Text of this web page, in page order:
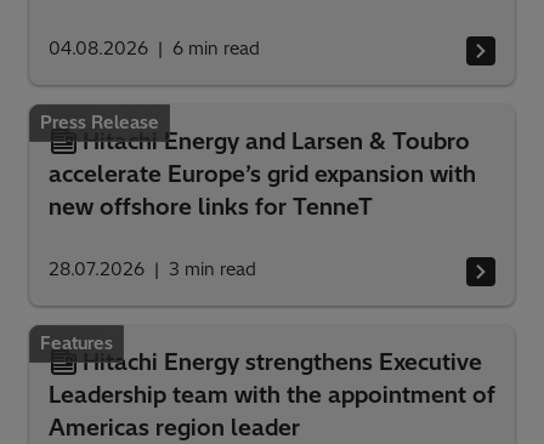
04.08.2026 6 min read
Press Release
Hitachi Energy and Larsen & Toubro
accelerate Europe’s grid expansion with
new offshore links for TenneT
28.07.2026 3 min read
Features
Hitachi Energy strengthens Executive
Leadership team with the appointment of
Americas region leader